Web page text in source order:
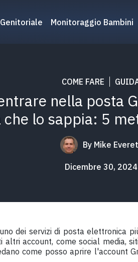
Monitoraggio Bambini
COME FARE
nella posta
che lo sappia: 5
By Mike
Dicembre 30, 2024
dei servizi di posta elettronica
account, come social media,
come posso aprire l'account